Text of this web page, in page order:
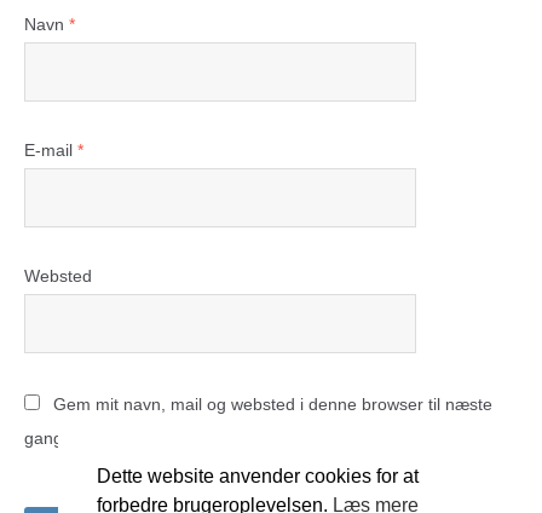
Navn *
E-mail *
Websted
Gem mit navn, mail og websted i denne browser til næste
gang jeg kommenterer.
Dette website anvender cookies for at
forbedre brugeroplevelsen. Læs mere